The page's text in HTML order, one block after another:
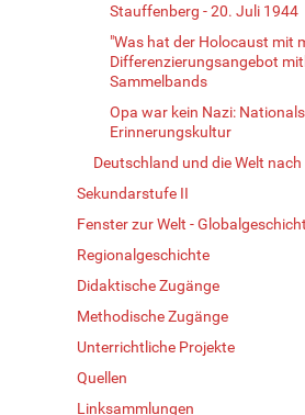
Stauffenberg - 20. Juli 1944
"Was hat der Holocaust mit
Differenzierungsangebot
Sammelbands
Opa war kein Nazi:
Erinnerungskultur
Deutschland und die Welt
Sekundarstufe II
Fenster zur Welt -
Regionalgeschichte
Didaktische Zugänge
Methodische Zugänge
Unterrichtliche Projekte
Quellen
Linksammlungen